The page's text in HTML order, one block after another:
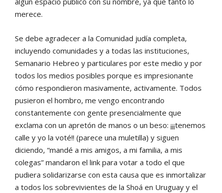
merece.
Se debe agradecer a la Comunidad judía completa,
incluyendo comunidades y a todas las instituciones,
Semanario Hebreo y particulares por este medio y por
todos los medios posibles porque es impresionante
cómo respondieron masivamente, activamente. Todos
pusieron el hombro, me vengo encontrando
constantemente con gente presencialmente que
exclama con un apretón de manos o un beso: ¡¡¡tenemos
calle y yo la voté!! (parece una muletilla) y siguen
diciendo, “mandé a mis amigos, a mi familia, a mis
colegas” mandaron el link para votar a todo el que
pudiera solidarizarse con esta causa que es inmortalizar
a todos los sobrevivientes de la Shoá en Uruguay y el